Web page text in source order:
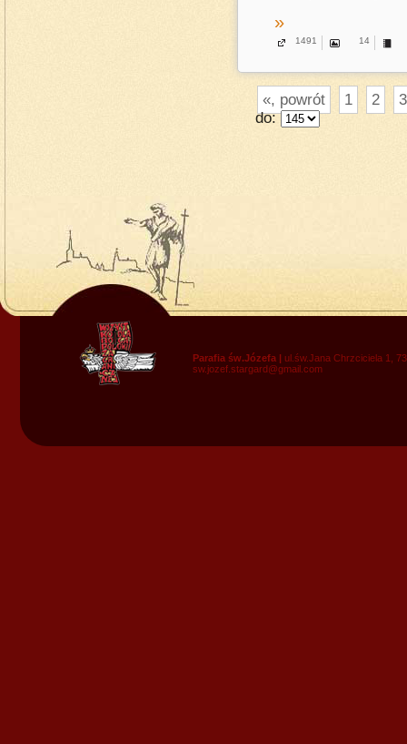
»
1491 14
«, powrót 1 2
3
do:
Parafia św.Józefa | ul.św.Jana Chrzciciela 1,
sw.jozef.stargard@gmail.com